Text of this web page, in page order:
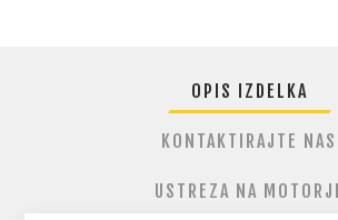
OPIS IZDELKA
KONTAKTIRAJTE NAS
USTREZA NA